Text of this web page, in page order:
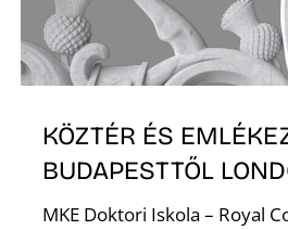
KÖZTÉR ÉS
BUDAPESTTŐL
MKE Doktori Iskola – Royal